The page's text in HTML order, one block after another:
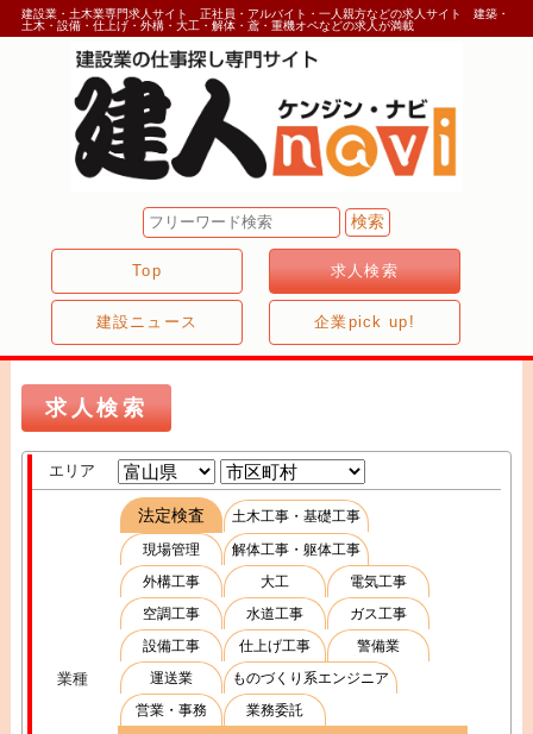
建設業・土木業専門求人サイト 正社員・アルバイト・一人親方などの求人サイト 建築・
土木・設備・仕上げ・外構・大工・解体・鳶・重機オペなどの求人が満載
Top 求人検索
建設ニュース 企業pick up!
求人検索
エリア
業種
法定検査
土木工事・基礎工事
現場管理
解体工事・躯体工事
外構工事
大工
電気工事
空調工事
水道工事
ガス工事
設備工事
仕上げ工事
警備業
運送業
ものづくり系エンジニア
営業・事務
業務委託